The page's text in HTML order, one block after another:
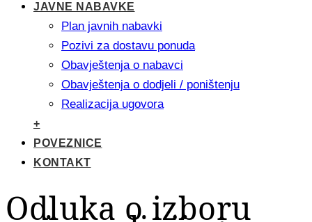
JAVNE NABAVKE
Plan javnih nabavki
Pozivi za dostavu ponuda
Obavještenja o nabavci
Obavještenja o dodjeli / poništenju
Realizacija ugovora
+
POVEZNICE
KONTAKT
Odluka o izboru